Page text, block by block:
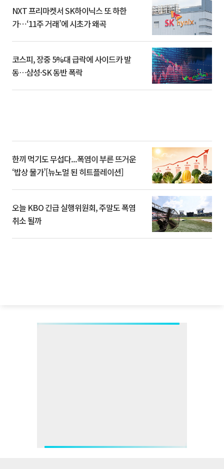
NXT 프리마켓서 SK하이닉스 또 하한
가⋯‘11주 거래’에 시초가 왜곡
코스피, 장중 5%대 급락에 사이드카 발
동…삼성·SK 동반 폭락
한끼 먹기도 무섭다...폭염이 부른 뜨거운
‘밥상 물가’[뉴노멀 된 히트플레이션]
오늘 KBO 긴급 실행위원회, 주말도 폭염
취소 될까